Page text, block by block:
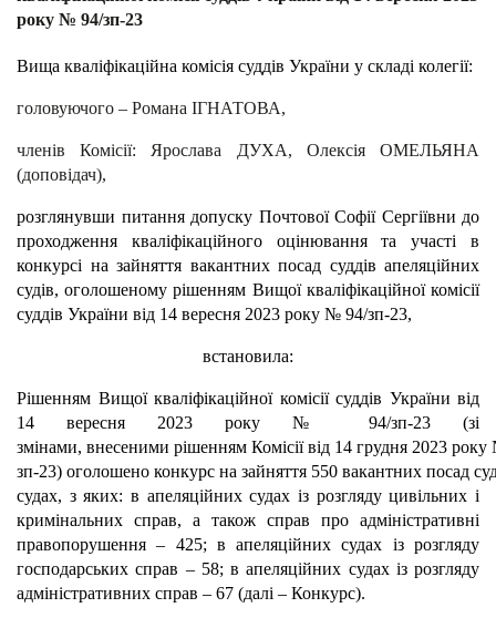
року № 94/зп-23
Вища кваліфікаційна комісія суддів України у складі колегії:
головуючого – Романа ІГНАТОВА,
членів Комісії: Ярослава ДУХА, Олексія ОМЕЛЬЯНА
(доповідач),
розглянувши питання допуску Почтової Софії Сергіївни до
проходження кваліфікаційного оцінювання та участі в
конкурсі на зайняття вакантних посад суддів апеляційних
судів, оголошеному рішенням Вищої кваліфікаційної комісії
суддів України від 14 вересня 2023 року № 94/зп-23,
встановила:
Рішенням Вищої кваліфікаційної комісії суддів України від
14 вересня 2023 року №
94/зп-23
(зі
змінами, внесеними рішенням Комісії від 14 грудня 2023 року
зп-23) оголошено конкурс на зайняття 550 вакантних посад
судах, з яких: в апеляційних судах із розгляду цивільних і
кримінальних справ, а також справ про адміністративні
правопорушення – 425; в апеляційних судах із розгляду
господарських справ – 58; в апеляційних судах із розгляду
адміністративних справ – 67 (далі – Конкурс).